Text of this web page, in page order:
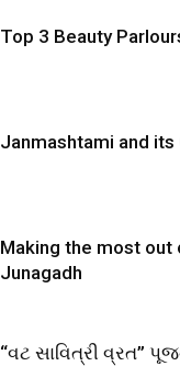
Top 3 Beauty
Janmashtami and its
Making the most out
Junagadh
“વટ સાવિત્રી વ્રત”